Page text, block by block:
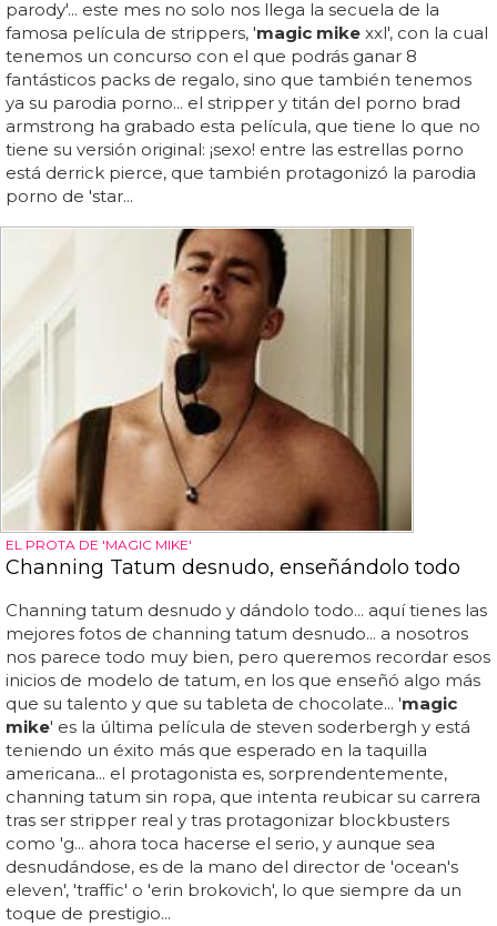
parody'... este mes no solo nos llega la secuela de la
famosa película de strippers, 'magic mike xxl', con la cual
tenemos un concurso con el que podrás ganar 8
fantásticos packs de regalo, sino que también tenemos
ya su parodia porno... el stripper y titán del porno brad
armstrong ha grabado esta película, que tiene lo que no
tiene su versión original: ¡sexo! entre las estrellas porno
está derrick pierce, que también protagonizó la parodia
porno de 'star...
EL PROTA DE 'MAGIC MIKE'
Channing Tatum desnudo, enseñándolo todo
Channing tatum desnudo y dándolo todo... aquí tienes las
mejores fotos de channing tatum desnudo... a nosotros
nos parece todo muy bien, pero queremos recordar esos
inicios de modelo de tatum, en los que enseñó algo más
que su talento y que su tableta de chocolate... 'magic
mike' es la última película de steven soderbergh y está
teniendo un éxito más que esperado en la taquilla
americana... el protagonista es, sorprendentemente,
channing tatum sin ropa, que intenta reubicar su carrera
tras ser stripper real y tras protagonizar blockbusters
como 'g... ahora toca hacerse el serio, y aunque sea
desnudándose, es de la mano del director de 'ocean's
eleven', 'traffic' o 'erin brokovich', lo que siempre da un
toque de prestigio...